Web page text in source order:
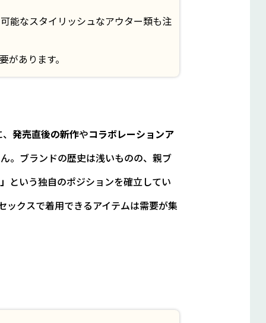
能なスタイリッシュなアウター類も注
あります。
、発売直後の新作やコラボレーションア
。ブランドの歴史は浅いものの、親ブ
という独自のポジションを確立してい
ックスで着用できるアイテムは需要が集